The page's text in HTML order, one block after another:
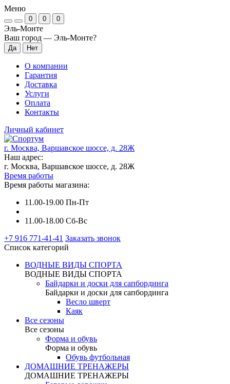
Меню
0 0 0
Эль-Монте
Ваш город — Эль-Монте?
О компании
Гарантия
Доставка
Услуги
Оплата
Контакты
Личный кабинет
г. Москва, Варшавское шоссе, д. 28Ж
Наш адрес:
г. Москва, Варшавское шоссе, д. 28Ж
Время работы
Время работы магазина:
11.00-19.00 Пн-Пт
11.00-18.00 Сб-Вс
+7 916 771-41-41 Заказать звонок
Список категорий
ВОДНЫЕ ВИДЫ СПОРТА
ВОДНЫЕ ВИДЫ СПОРТА
Байдарки и доски для сапбординга
Байдарки и доски для сапбординга
Весло шверт
Каяк
Все сезоны
Все сезоны
Форма и обувь
Форма и обувь
Обувь футбольная
ДОМАШНИЕ ТРЕНАЖЕРЫ
ДОМАШНИЕ ТРЕНАЖЕРЫ